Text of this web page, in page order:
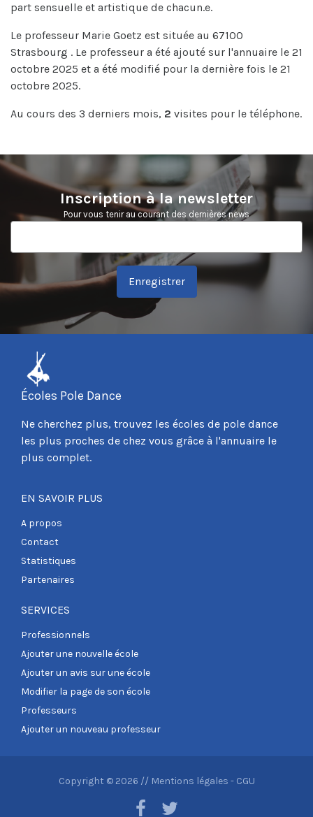
part sensuelle et artistique de chacun.e.
Le professeur Marie Goetz est située au 67100
Strasbourg . Le professeur a été ajouté sur l'annuaire le 21
octobre 2025 et a été modifié pour la dernière fois le 21
octobre 2025.
Au cours des 3 derniers mois, 2 visites pour le téléphone.
Inscription à la newsletter
Pour vous tenir au courant des dernières news
Enregistrer
Écoles Pole Dance
Ne cherchez plus, trouvez les écoles de pole dance
les plus proches de chez vous grâce à l'annuaire le
plus complet.
EN SAVOIR PLUS
A propos
Contact
Statistiques
Partenaires
SERVICES
Professionnels
Ajouter une nouvelle école
Ajouter un avis sur une école
Modifier la page de son école
Professeurs
Ajouter un nouveau professeur
Copyright © 2026 // Mentions légales - CGU